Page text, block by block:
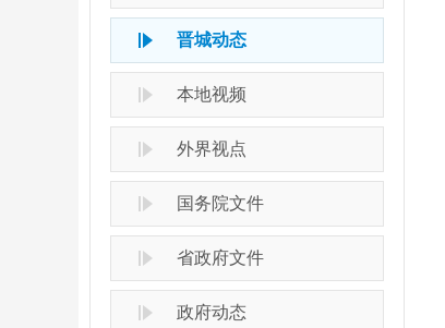
晋城动态
本地视频
外界视点
国务院文件
省政府文件
政府动态